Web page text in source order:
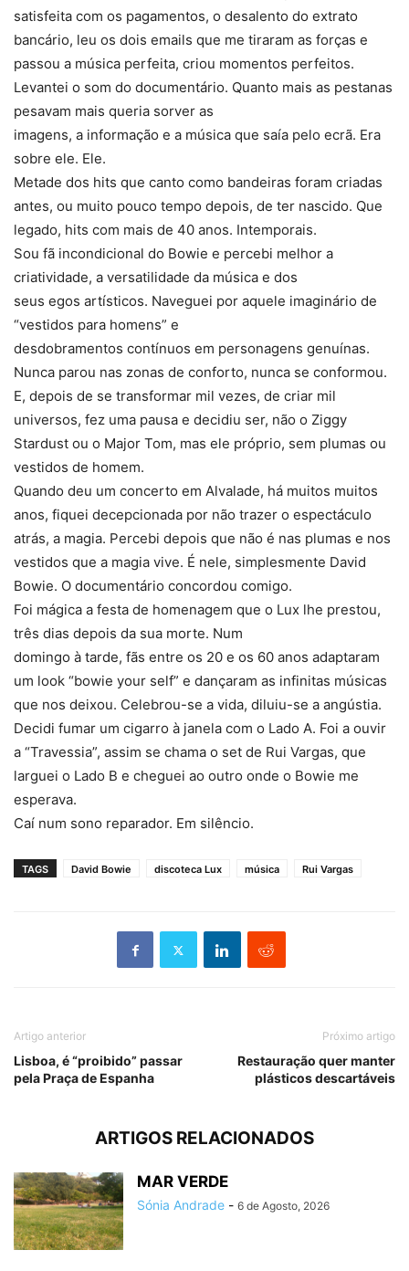
satisfeita com os pagamentos, o desalento do extrato
bancário, leu os dois emails que me tiraram as forças e
passou a música perfeita, criou momentos perfeitos.
Levantei o som do documentário. Quanto mais as pestanas
pesavam mais queria sorver as
imagens, a informação e a música que saía pelo ecrã. Era
sobre ele. Ele.
Metade dos hits que canto como bandeiras foram criadas
antes, ou muito pouco tempo depois, de ter nascido. Que
legado, hits com mais de 40 anos. Intemporais.
Sou fã incondicional do Bowie e percebi melhor a
criatividade, a versatilidade da música e dos
seus egos artísticos. Naveguei por aquele imaginário de
“vestidos para homens” e
desdobramentos contínuos em personagens genuínas.
Nunca parou nas zonas de conforto, nunca se conformou.
E, depois de se transformar mil vezes, de criar mil
universos, fez uma pausa e decidiu ser, não o Ziggy
Stardust ou o Major Tom, mas ele próprio, sem plumas ou
vestidos de homem.
Quando deu um concerto em Alvalade, há muitos muitos
anos, fiquei decepcionada por não trazer o espectáculo
atrás, a magia. Percebi depois que não é nas plumas e nos
vestidos que a magia vive. É nele, simplesmente David
Bowie. O documentário concordou comigo.
Foi mágica a festa de homenagem que o Lux lhe prestou,
três dias depois da sua morte. Num
domingo à tarde, fãs entre os 20 e os 60 anos adaptaram
um look “bowie your self” e dançaram as infinitas músicas
que nos deixou. Celebrou-se a vida, diluiu-se a angústia.
Decidi fumar um cigarro à janela com o Lado A. Foi a ouvir
a “Travessia”, assim se chama o set de Rui Vargas, que
larguei o Lado B e cheguei ao outro onde o Bowie me
esperava.
Caí num sono reparador. Em silêncio.
TAGS David Bowie discoteca Lux música Rui Vargas
Artigo anterior
Lisboa, é “proibido” passar
pela Praça de Espanha
Próximo artigo
Restauração quer manter
plásticos descartáveis
ARTIGOS RELACIONADOS
MAR VERDE
Sónia Andrade - 6 de Agosto, 2026